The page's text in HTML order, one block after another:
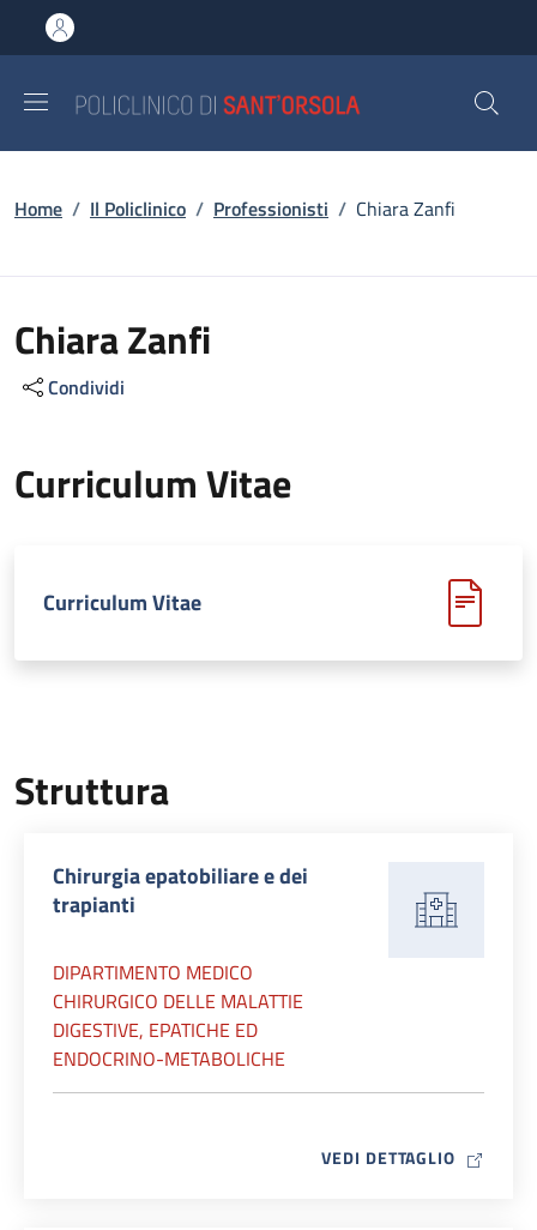
al contenuto principale
to footer content
Briciole di pane
Home / Il Policlinico / Professionisti / Chiara Zanfi
Chiara Zanfi
Condividi
Curriculum Vitae
Curriculum Vitae
Struttura
Chirurgia epatobiliare e dei
trapianti
DIPARTIMENTO MEDICO
CHIRURGICO DELLE MALATTIE
DIGESTIVE, EPATICHE ED
ENDOCRINO-METABOLICHE
VEDI DETTAGLIO MAP ICON